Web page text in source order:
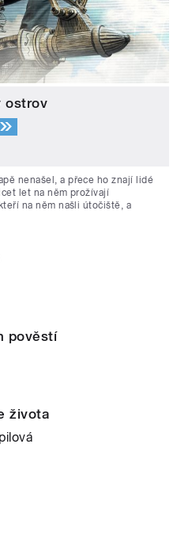
ostrov
nenašel, a přece ho znají lidé
let na něm prožívají
na něm našli útočiště, a
pověstí
života